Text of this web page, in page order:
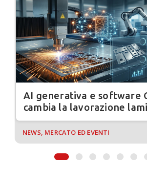
AI generativa e software
cambia la lavorazione
NEWS, MERCATO ED EVENTI